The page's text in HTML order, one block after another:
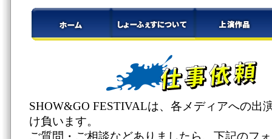
SHOW&GO FESTIVALは、各メディアへの出
け負います。
ご質問・ご相談などありましたら、下記のフ